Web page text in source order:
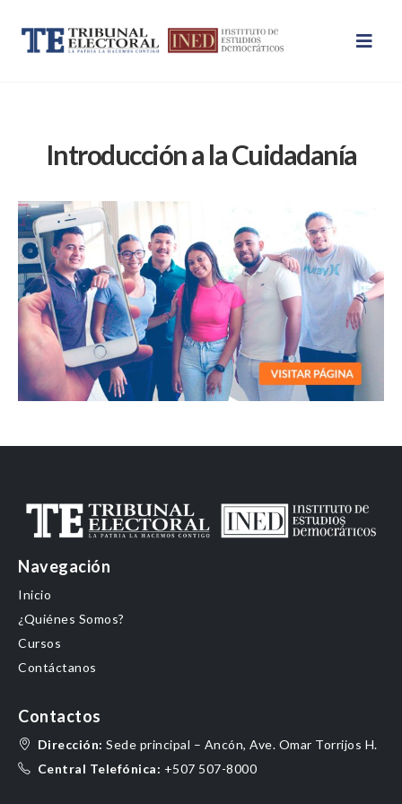
Introducción a la Cuidadanía
Navegación
Inicio
¿Quiénes Somos?
Cursos
Contáctanos
Contactos
Dirección: Sede principal – Ancón, Ave. Omar Torrijos H.
Central Telefónica: +507 507-8000